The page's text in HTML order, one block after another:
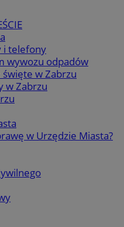
i telefony
wywozu odpadów
w Zabrzu
w Zabrzu
w Urzędzie Miasta?